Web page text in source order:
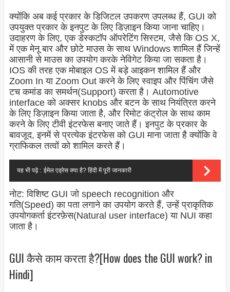
क्योंकि अब कई प्रकार के डिजिटल उपकरण उपलब्ध हैं, GUI को
उपयुक्त प्रकार के इनपुट के लिए डिज़ाइन किया जाना चाहिए।
उदाहरण के लिए, एक डेस्कटॉप ऑपरेटिंग सिस्टम, जैसे कि OS X,
में एक मेनू बार और छोटे माउस के साथ Windows शामिल हैं जिन्हें
आसानी से माउस का उपयोग करके नेविगेट किया जा सकता है।
IOS की तरह एक मोबाइल OS में बड़े आइकन शामिल हैं और
Zoom In या Zoom Out करने के लिए स्वाइप और पिंचिंग जैसे
टच कमांड का समर्थन(Support) करता है। Automotive
interface को अक्सर knobs और बटन के साथ नियंत्रित करने
के लिए डिज़ाइन किया जाता है, और रिमोट कंट्रोल के साथ काम
करने के लिए टीवी इंटरफेस बनाए जाते हैं। इनपुट के प्रकार के
बावजूद, इनमें से प्रत्येक इंटरफेस को GUI माना जाता है क्योंकि वे
ग्राफिकल तत्वों को शामिल करते हैं।
यह भी पढ़े : ईमेल एड्रेस क्या है? हिंदी में पूरी जानकारी
नोट: विशिष्ट GUI जो speech recognition और
गति(Speed) का पता लगाने का उपयोग करते हैं, उन्हें प्राकृतिक
उपयोगकर्ता इंटरफ़ेस(Natural user interface) या NUI कहा
जाता है।
GUI कैसे काम करता है?[How does the GUI work? in
Hindi]